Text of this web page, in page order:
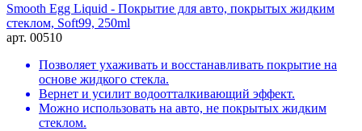
Smooth Egg Liquid - Покрытие для авто, покрытых жидким
стеклом, Soft99, 250ml
арт. 00510
Позволяет ухаживать и восстанавливать покрытие на
основе жидкого стекла.
Вернет и усилит водоотталкивающий эффект.
Можно использовать на авто, не покрытых жидким
стеклом.